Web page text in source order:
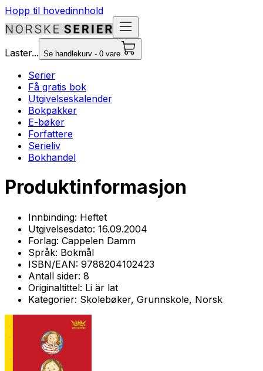
Hopp til hovedinnhold
Laster... Se handlekurv - 0 vare
Serier
Få gratis bok
Utgivelseskalender
Bokpakker
E-bøker
Forfattere
Serieliv
Bokhandel
Produktinformasjon
Innbinding: Heftet
Utgivelsesdato: 16.09.2004
Forlag: Cappelen Damm
Språk: Bokmål
ISBN/EAN: 9788204102423
Antall sider: 8
Originaltittel: Li är lat
Kategorier: Skolebøker, Grunnskole, Norsk